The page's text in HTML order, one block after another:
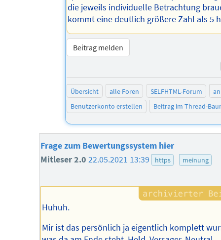
die jeweils individuelle Betrachtung
kommt eine deutlich größere Zahl als 5
Beitrag melden
Übersicht alle Foren SELFHTML-Forum
Benutzerkonto erstellen
Beitrag im Thread-
Frage zum Bewertungssystem hier
Mitleser 2.0 22.05.2021 13:39 https meinung
Huhuh.
Mir ist das persönlich ja eigentlich komplett